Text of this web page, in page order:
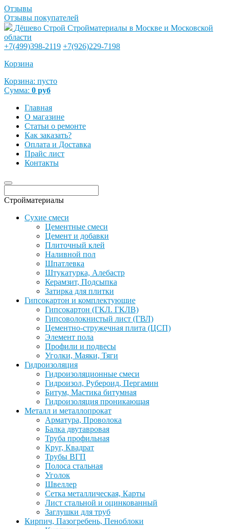
Отзывы
Отзывы покупателей
Дёшево Строй Стройматериалы в Москве и Московской
области
+7(499)398-2119 +7(926)229-7198
Корзина
Корзина: пусто
Сумма: 0 руб
Главная
О магазине
Статьи о ремонте
Как заказать?
Оплата и Доставка
Прайс лист
Контакты
Стройматериалы
Сухие смеси
Цементные смеси
Цемент и добавки
Плиточный клей
Наливной пол
Шпатлевка
Штукатурка, Алебастр
Керамзит, Подсыпка
Затирка для плитки
Гипсокартон и комплектующие
Гипсокартон (ГКЛ. ГКЛВ)
Гипсоволокнистый лист (ГВЛ)
Цементно-стружечная плита (ЦСП)
Элемент пола
Профили и подвесы
Уголки, Маяки, Тяги
Гидроизоляция
Гидроизоляционные смеси
Гидроизол, Рубероид, Пергамин
Битум, Мастика битумная
Гидроизоляция проникающая
Металл и металлопрокат
Арматура, Проволока
Балка двутавровая
Труба профильная
Круг, Квадрат
Трубы ВГП
Полоса стальная
Уголок
Швеллер
Сетка металлическая, Карты
Лист стальной и оцинкованный
Заглушки для труб
Кирпич, Пазогребень, Пеноблоки